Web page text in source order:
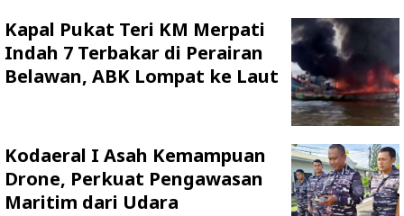
Kapal Pukat Teri KM Merpati
Indah 7 Terbakar di Perairan
Belawan, ABK Lompat ke Laut
Kodaeral I Asah Kemampuan
Drone, Perkuat Pengawasan
Maritim dari Udara